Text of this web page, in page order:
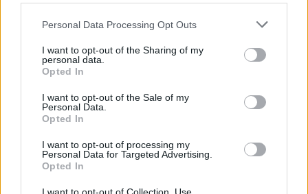
Please note that this website/app uses one or more Google
not limited to your visit or usage behaviour. You may click to
grant or deny consent to Google and its third-party tags to
use your data for below specified purposes in below Google
consent section.
Personal Data Processing Opt Outs
I want to opt-out of the Sharing of my
personal data.
Opted In
I want to opt-out of the Sale of my
Personal Data.
Opted In
I want to opt-out of processing my
Personal Data for Targeted Advertising.
Opted In
Paks II.: Mit jelent az 5. blokk új mérföldköve a
felülvizsgálat árnyékában?